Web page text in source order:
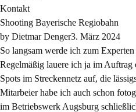
Kontakt
Shooting Bayerische Regiobahn
by Dietmar Denger3. März 2024
So langsam werde ich zum
Regelmäßig lauere ich ja im Auftrag
Spots im Streckennetz auf, die
Mitarbeier habe ich auch schon
im Betriebswerk Augsburg